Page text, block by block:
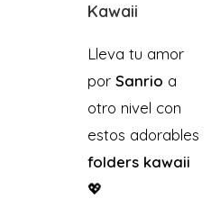
Kawaii
Lleva tu amor
por Sanrio a
otro nivel con
estos adorables
folders kawaii
💖